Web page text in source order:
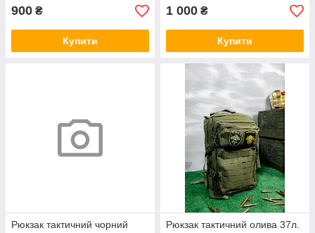
900 ₴
Купити
1 000 ₴
Купити
Рюкзак тактичний чорний
Рюкзак тактичний олива 37л.